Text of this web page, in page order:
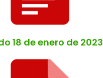
18 de enero de 2023